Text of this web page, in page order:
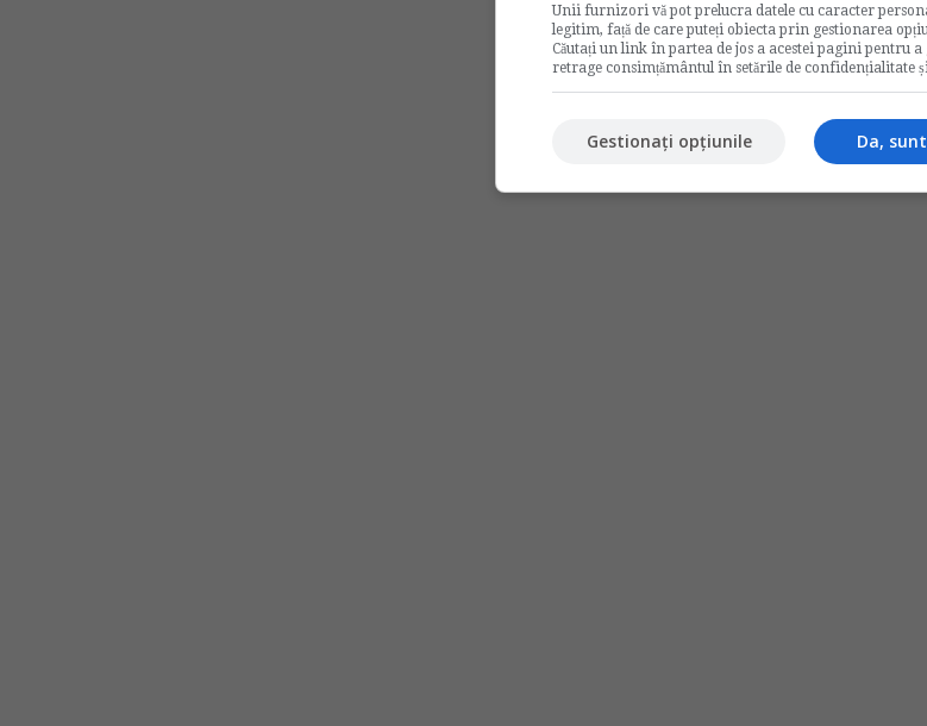
Unii furnizori vă pot prelucra datele cu caracter
legitim, față de care puteți obiecta prin gestionarea
Căutați un link în partea de jos a acestei pagini pentru a
retrage consimțământul în setările de confidențialitate
Da,
Gestionați opțiunile